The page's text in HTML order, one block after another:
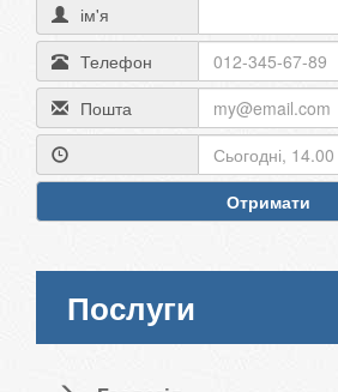
ім'я
Телефон
Пошта
Отримати
Послуги